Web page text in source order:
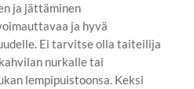
ja jättäminen
ja hyvä
Ei tarvitse olla taiteilija
nurkalle tai
lempipuistoonsa. Keksi